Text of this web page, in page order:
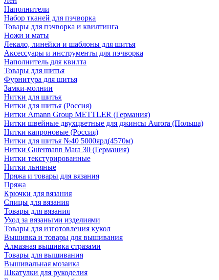
Наполнители
Набор тканей для пэчворка
Товары для пэчворка и квилтинга
Ножи и маты
Лекало, линейки и шаблоны для шитья
Аксессуары и инструменты для пэчворка
Наполнитель для квилта
Товары для шитья
Фурнитура для шитья
Замки-молнии
Нитки для шитья
Нитки для шитья (Россия)
Нитки Amann Group METTLER (Германия)
Нитки швейные двухцветные для джинсы Aurora (Польша)
Нитки капроновые (Россия)
Нитки для шитья №40 5000ярд(4570м)
Нитки Gutermann Mara 30 (Германия)
Нитки текстурированные
Нитки льняные
Пряжа и товары для вязания
Пряжа
Крючки для вязания
Спицы для вязания
Товары для вязания
Уход за вязаными изделиями
Товары для изготовления кукол
Вышивка и товары для вышивания
Алмазная вышивка стразами
Товары для вышивания
Вышивальная мозаика
Шкатулки для рукоделия